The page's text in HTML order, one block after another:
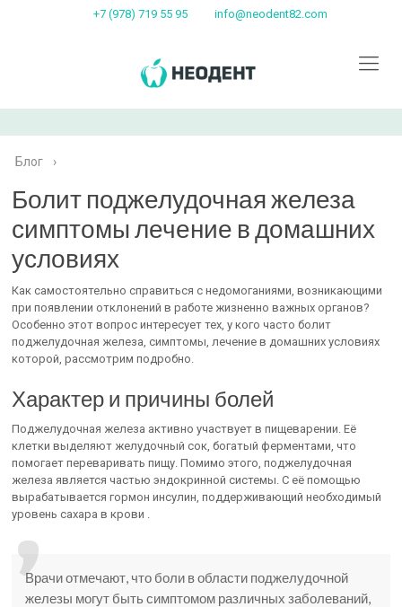
+7 (978) 719 55 95 info@neodent82.com
Блог ›
Болит поджелудочная железа
симптомы лечение в домашних
условиях
Как самостоятельно справиться с недомоганиями, возникающими
при появлении отклонений в работе жизненно важных органов?
Особенно этот вопрос интересует тех, у кого часто болит
поджелудочная железа, симптомы, лечение в домашних условиях
которой, рассмотрим подробно.
Характер и причины болей
Поджелудочная железа активно участвует в пищеварении. Её
клетки выделяют желудочный сок, богатый ферментами, что
помогает переваривать пищу. Помимо этого, поджелудочная
железа является частью эндокринной системы. С её помощью
вырабатывается гормон инсулин, поддерживающий необходимый
уровень сахара в крови .
Врачи отмечают, что боли в области поджелудочной
железы могут быть симптомом различных заболеваний,